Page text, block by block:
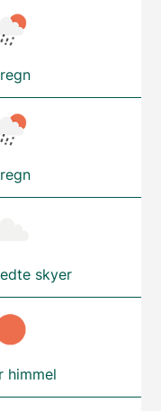
skyer
himmel